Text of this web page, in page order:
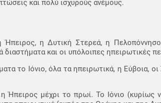
και πολύ ισχυρούς ανέμους.
Ήπειρος, η Δυτική Στερεά, η
και οι υπόλοιπες ηπειρωτικές
το Ιόνιο, όλα τα ηπειρωτικά, η Εύβοια,
Ήπειρος μέχρι το πρωί. Το Ιόνιο (κυρίως